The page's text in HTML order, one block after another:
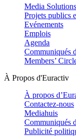
Media Solutions
Projets publics
Evénements
Emplois
Agenda
Communiqués
Members’
À Propos d'Euractiv
À propos
Contactez-nous
Mediahuis
Communiqués
Publicité